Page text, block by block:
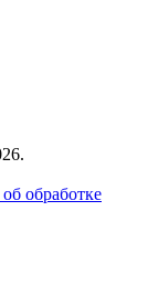
обработке